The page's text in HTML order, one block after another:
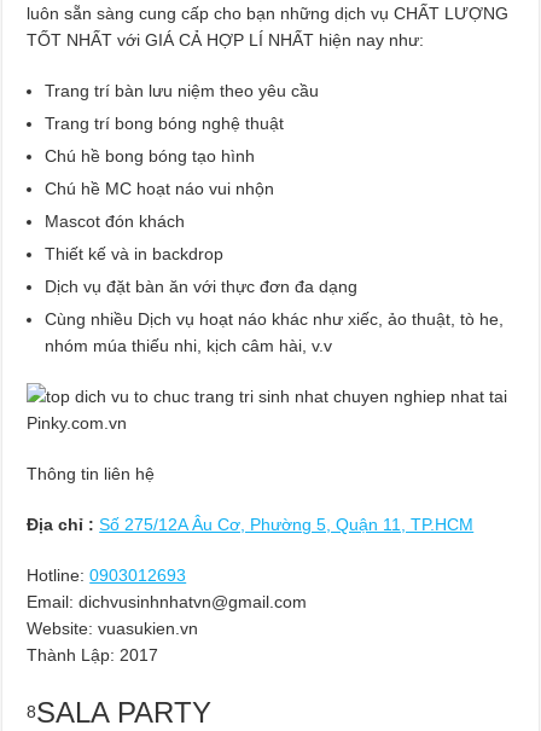
luôn sẵn sàng cung cấp cho bạn những dịch vụ CHẤT LƯỢNG
TỐT NHẤT với GIÁ CẢ HỢP LÍ NHẤT hiện nay như:
Trang trí bàn lưu niệm theo yêu cầu
Trang trí bong bóng nghệ thuật
Chú hề bong bóng tạo hình
Chú hề MC hoạt náo vui nhộn
Mascot đón khách
Thiết kế và in backdrop
Dịch vụ đặt bàn ăn với thực đơn đa dạng
Cùng nhiều Dịch vụ hoạt náo khác như xiếc, ảo thuật, tò he,
nhóm múa thiếu nhi, kịch câm hài, v.v
Thông tin liên hệ
Địa chỉ : Số 275/12A Âu Cơ, Phường 5, Quận 11, TP.HCM
Hotline: 0903012693
Email: dichvusinhnhatvn@gmail.com
Website: vuasukien.vn
Thành Lập: 2017
8SALA PARTY